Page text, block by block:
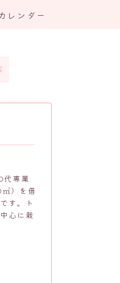
レンダー
専業
）を借
す。ト
心に栽